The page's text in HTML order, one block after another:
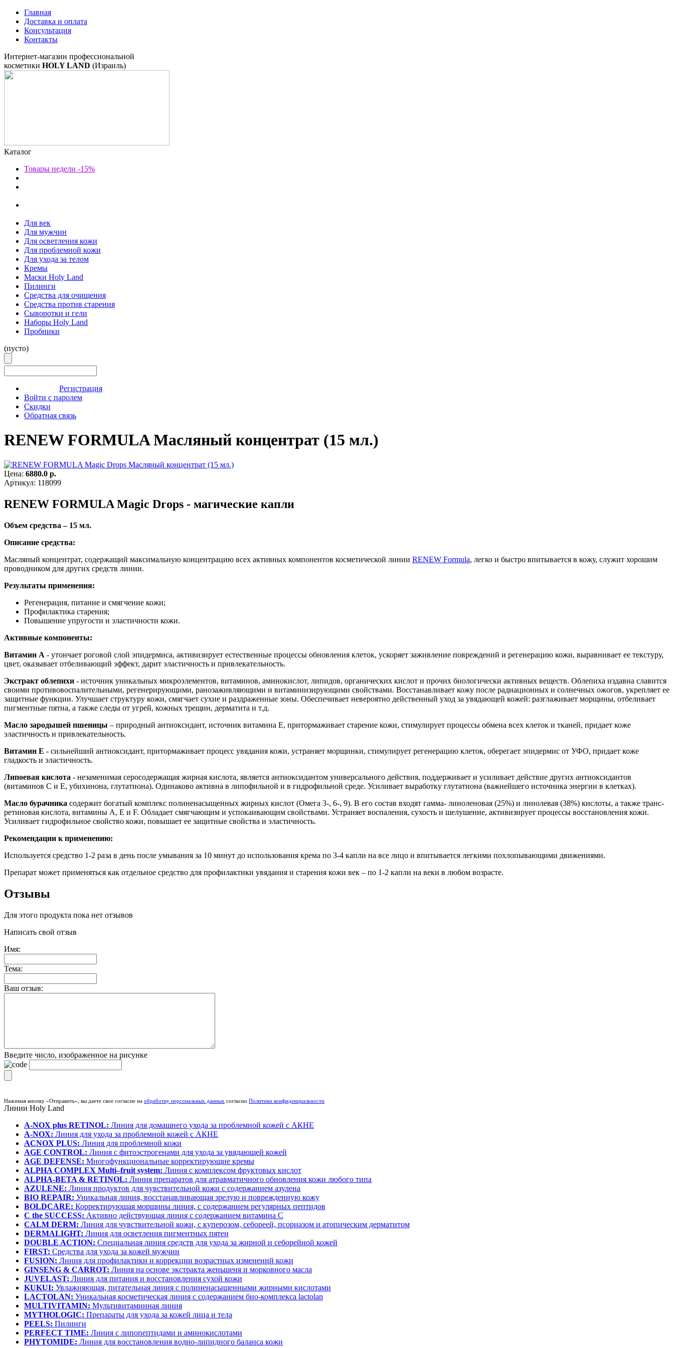
Главная
Доставка и оплата
Консультация
Контакты
Интернет-магазин профессиональной
косметики HOLY LAND (Израиль)
Каталог
Товары недели -15%
Для век
Для мужчин
Для осветления кожи
Для проблемной кожи
Для ухода за телом
Кремы
Маски Holy Land
Пилинги
Средства для очищения
Средства против старения
Сыворотки и гели
Наборы Holy Land
Пробники
(пусто)
Регистрация
Войти с паролем
Скидки
Обратная связь
RENEW FORMULA Масляный концентрат (15 мл.)
Цена: 6880.0 р.
Артикул: 118099
RENEW FORMULA Magic Drops - магические капли
Объем средства – 15 мл.
Описание средства:
Масляный концентрат, содержащий максимальную концентрацию всех активных компонентов косметической линии RENEW Formula, легко и быстро впитывается в кожу, служит хорошим
проводником для других средств линии.
Результаты применения:
Регенерация, питание и смягчение кожи;
Профилактика старения;
Повышение упругости и эластичности кожи.
Активные компоненты:
Витамин А - утончает роговой слой эпидермиса, активизирует естественные процессы обновления клеток, ускоряет заживление повреждений и регенерацию кожи, выравнивает ее текстуру,
цвет, оказывает отбеливающий эффект, дарит эластичность и привлекательность.
Экстракт облепихи - источник уникальных микроэлементов, витаминов, аминокислот, липидов, органических кислот и прочих биологически активных веществ. Облепиха издавна славится
своими противовоспалительными, регенерирующими, ранозаживляющими и витаминизирующими свойствами. Восстанавливает кожу после радиационных и солнечных ожогов, укрепляет ее
защитные функции. Улучшает структуру кожи, смягчает сухие и раздраженные зоны. Обеспечивает невероятно действенный уход за увядающей кожей: разглаживает морщины, отбеливает
пигментные пятна, а также следы от угрей, кожных трещин, дерматита и т.д.
Масло зародышей пшеницы – природный антиоксидант, источник витамина Е, притормаживает старение кожи, стимулирует процессы обмена всех клеток и тканей, придает коже
эластичность и привлекательность.
Витамин Е - сильнейший антиоксидант, притормаживает процесс увядания кожи, устраняет морщинки, стимулирует регенерацию клеток, оберегает эпидермис от УФО, придает коже
гладкость и эластичность.
Липоевая кислота - незаменимая серосодержащая жирная кислота, является антиоксидантом универсального действия, поддерживает и усиливает действие других антиоксидантов
(витаминов С и Е, убихинона, глутатиона). Одинаково активна в липофильной и в гидрофильной среде. Усиливает выработку глутатиона (важнейшего источника энергии в клетках).
Масло бурачника содержит богатый комплекс полиненасыщенных жирных кислот (Омега 3-, 6-, 9). В его состав входят гамма- линоленовая (25%) и линолевая (38%) кислоты, а также транс-
ретиновая кислота, витамины А, Е и F. Обладает смягчающим и успокаивающим свойствами. Устраняет воспаления, сухость и шелушение, активизирует процессы восстановления кожи.
Усиливает гидрофильное свойство кожи, повышает ее защитные свойства и эластичность.
Рекомендации к применению:
Используется средство 1-2 раза в день после умывания за 10 минут до использования крема по 3-4 капли на все лицо и впитывается легкими похлопывающими движениями.
Препарат может применяться как отдельное средство для профилактики увядания и старения кожи век – по 1-2 капли на веки в любом возрасте.
Отзывы
Для этого продукта пока нет отзывов
Написать свой отзыв
Имя:
Тема:
Ваш отзыв:
Введите число, изображенное на рисунке
Нажимая кнопку «Отправить», вы даете свое согласие на обработку персональных данных согласно Политики конфиденциальности
Линии Holy Land
A-NOX plus RETINOL: Линия для домашнего ухода за проблемной кожей с АКНЕ
A-NOX: Линия для ухода за проблемной кожей с АКНЕ
ACNOX PLUS: Линия для проблемной кожи
AGE CONTROL: Линия с фитоэстрогенами для ухода за увядающей кожей
AGE DEFENSE: Многофункциональные корректирующие кремы
ALPHA COMPLEX Multi–fruit system: Линия с комплексом фруктовых кислот
ALPHA-BETA & RETINOL: Линия препаратов для атравматичного обновления кожи любого типа
AZULENE: Линия продуктов для чувствительной кожи с содержанием азулена
BIO REPAIR: Уникальная линия, восстанавливающая зрелую и поврежденную кожу
BOLDCARE: Корректирующая морщины линия, с содержанием регулярных пептидов
C the SUCCESS: Активно действующая линия с содержанием витамина С
CALM DERM: Линия для чувствительной кожи, с куперозом, себореей, псориазом и атопическим дерматитом
DERMALIGHT: Линия для осветления пигментных пятен
DOUBLE ACTION: Специальная линия средств для ухода за жирной и себорейной кожей
FIRST: Средства для ухода за кожей мужчин
FUSION: Линия для профилактики и коррекции возрастных изменений кожи
GINSENG & CARROT: Линия на основе экстракта женьшеня и морковного масла
JUVELAST: Линия для питания и восстановления сухой кожи
KUKUI: Увлажняющая, питательная линия с полиненасыщенными жирными кислотами
LACTOLAN: Уникальная косметическая линия с содержанием био-комплекса lactolan
MULTIVITAMIN: Мультивитаминная линия
MYTHOLOGIC: Препараты для ухода за кожей лица и тела
PEELS: Пилинги
PERFECT TIME: Линия с липопептидами и аминокислотами
PHYTOMIDE: Линия для восстановления водно-липидного баланса кожи